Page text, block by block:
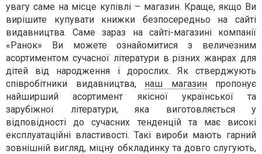
увагу саме на місце купівлі – магазин. Краще, якщо Ви
вирішите купувати книжки безпосередньо на сайті
видавництва. Саме зараз на сайті-магазині компанії
«Ранок» Ви можете ознайомитися з величезним
асортиментом сучасної літератури в різних жанрах для
дітей від народження і дорослих. Як стверджують
співробітники видавництва, наш магазинпропонує
найширший асортимент якісної української та
зарубіжної літератури, яка виготовляється у
відповідності до сучасних тенденцій та має високі
експлуатаційні властивості. Такі вироби мають гарний
зовнішній вигляд, міцну обкладинку та довго слугують,